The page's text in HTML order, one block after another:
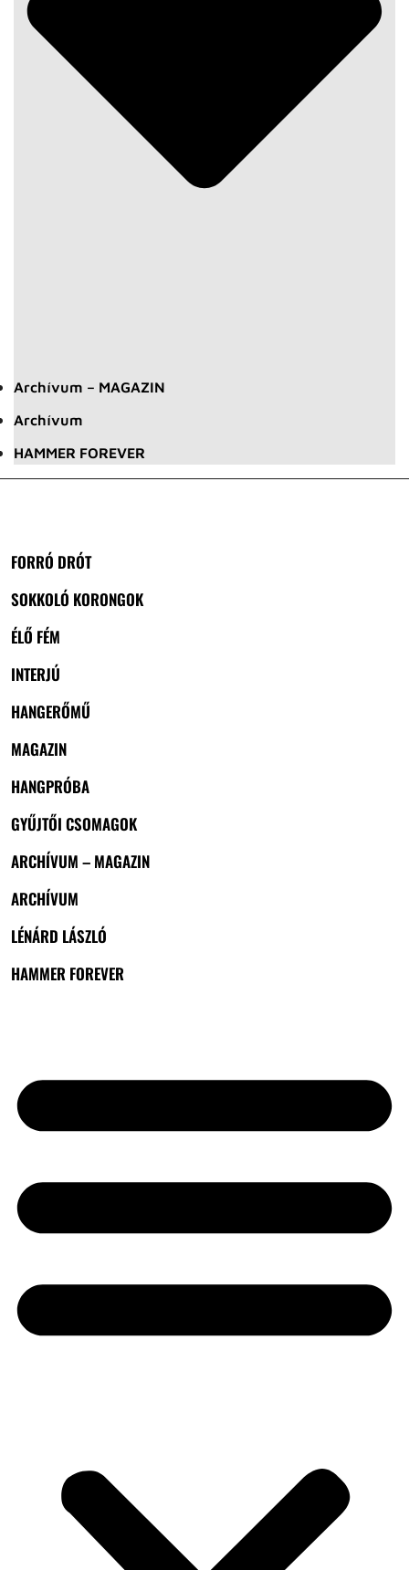
Archívum – MAGAZIN
Archívum
HAMMER FOREVER
FORRÓ DRÓT
SOKKOLÓ KORONGOK
ÉLŐ FÉM
INTERJÚ
HANGERŐMŰ
MAGAZIN
HANGPRÓBA
GYŰJTŐI CSOMAGOK
ARCHÍVUM – MAGAZIN
ARCHÍVUM
LÉNÁRD LÁSZLÓ
HAMMER FOREVER